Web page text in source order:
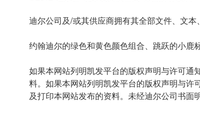
迪尔公司及/或其供应商拥有其全部文件、文
约翰迪尔的绿色和黄色颜色组合、跳跃的小鹿
如果本网站列明凯发平台的版权声明与许可
料。如果本网站列明凯发平台的版权声明与
及打印本网站发布的资料。未经迪尔公司书面